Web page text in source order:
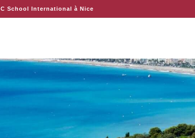
School International à Nice